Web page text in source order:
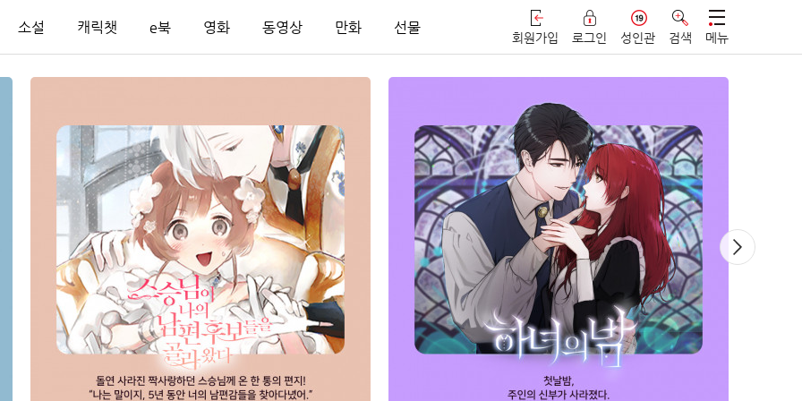
소설 캐릭챗 e북 영화 동영상 만화 선물
회원가입 로그인 성인관 검색 메뉴